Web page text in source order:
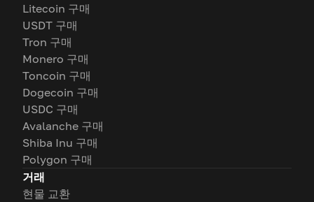
Litecoin 구매
USDT 구매
Tron 구매
Monero 구매
Toncoin 구매
Dogecoin 구매
USDC 구매
Avalanche 구매
Shiba Inu 구매
Polygon 구매
거래
현물 교환